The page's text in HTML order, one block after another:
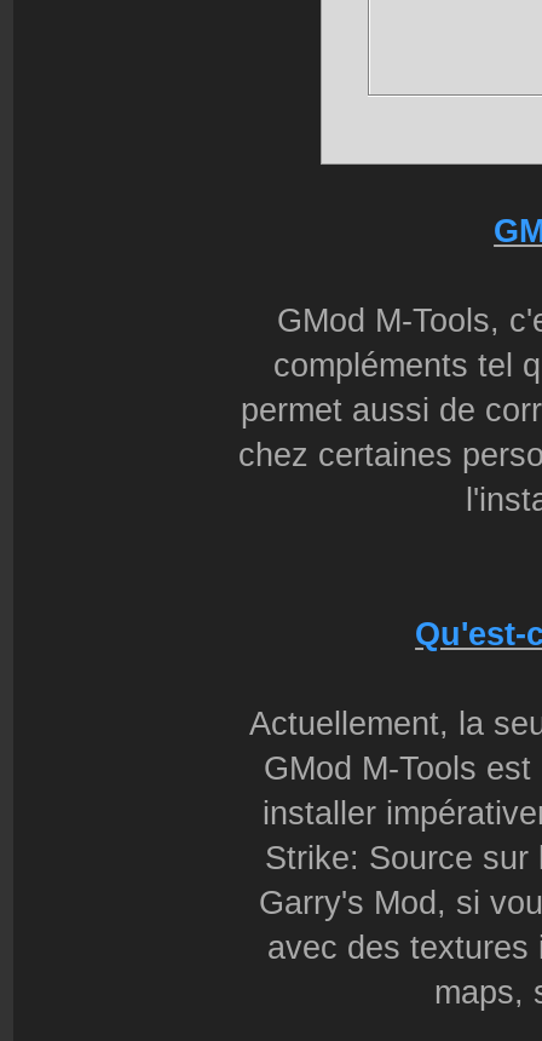
GMod M-Tools,
compléments tel
permet aussi de
chez certaines
Qu'est-
Actuellement, la
GMod M-Tools
installer
Strike: Source sur
Garry's Mod, si
avec des textures
maps,